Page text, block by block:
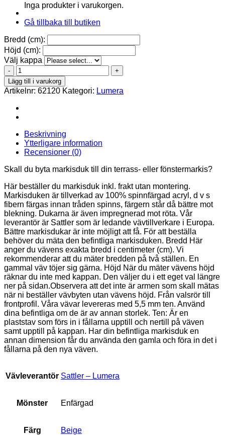
Inga produkter i varukorgen.
Gå tillbaka till butiken
Bredd (cm):
Höjd (cm):
Välj kappa
338040
mängd
Lägg till i varukorg
Artikelnr: 62120 Kategori: Lumera
Beskrivning
Ytterligare information
Recensioner (0)
Skall du byta markisduk till din terrass- eller fönstermarkis?
Här beställer du markisduk inkl. frakt utan montering.
Markisduken är tillverkad av 100% spinnfärgad acryl, d v s
fibern färgas innan tråden spinns, färgern står då bättre mot
blekning. Dukarna är även impregnerad mot röta. Vår
leverantör är Sattler som är ledande vävtillverkare i Europa.
Bättre markisdukar är inte möjligt att få. För att beställa
behöver du mäta den befintliga markisduken. Bredd Här
anger du vävens exakta bredd i centimeter (cm). Vi
rekommenderar att du mäter bredden på två ställen. En
gammal väv töjer sig gärna. Höjd När du mäter vävens höjd
räknar du inte med kappan. Den väljer du i ett eget val längre
ner på sidan.Observera att det inte är armen som skall mätas
när ni beställer vävbyten utan vävens höjd. Från valsrör till
frontprofil. Våra vävar levereras med 5,5 mm ten. Använd
dina befintliga om de är av annan storlek. Ten: Är en
plaststav som förs in i fållarna upptill och nertill på väven
samt upptill på kappan. Har din befintliga markisduk en
annan dimension får du använda den gamla och föra in det i
fållarna på den nya väven.
Vävleverantör Sattler – Lumera
Mönster Enfärgad
Färg Beige